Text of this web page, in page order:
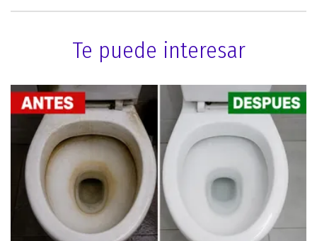
Te puede interesar